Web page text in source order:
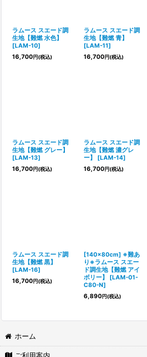
ラムース スエード調
生地【難燃 水色】
[LAM-10]
16,700円(税込)
ラムース スエード調
生地【難燃 青】
[LAM-11]
16,700円(税込)
ラムース スエード調
生地【難燃 グレー】
[LAM-13]
16,700円(税込)
ラムース スエード調
生地【難燃 濃グレ
ー】
[LAM-14]
16,700円(税込)
ラムース スエード調
生地【難燃 黒】
[LAM-16]
16,700円(税込)
[140×80cm] ※難あ
り※ラムース スエー
ド調生地【難燃 アイ
ボリー】
[LAM-01-
C80-N]
6,890円(税込)
ホーム